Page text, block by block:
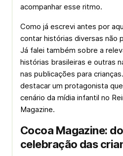
acompanhar esse ritmo.
Como já escrevi antes por
contar histórias diversas não
Já falei também sobre a
histórias brasileiras e outras
nas publicações para
destacar um protagonista
cenário da mídia infantil no
Magazine.
Cocoa Magazine:
celebração das